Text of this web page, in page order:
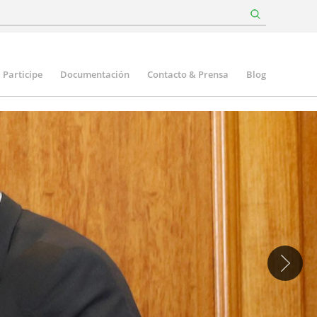
Participe Documentación Contacto & Prensa Blog